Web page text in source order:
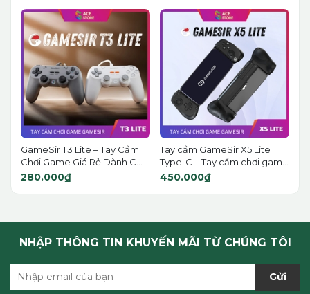
GameSir T3 Lite – Tay Cầm
Chơi Game Giá Rẻ Dành C...
280.000₫
Tay cầm GameSir X5 Lite
Type-C – Tay cầm chơi gam...
450.000₫
NHẬP THÔNG TIN KHUYẾN MÃI TỪ CHÚNG TÔI
Gửi